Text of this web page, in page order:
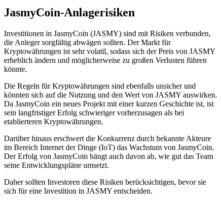
JasmyCoin-Anlagerisiken
Investitionen in JasmyCoin (JASMY) sind mit Risiken verbunden,
die Anleger sorgfältig abwägen sollten. Der Markt für
Kryptowährungen ist sehr volatil, sodass sich der Preis von JASMY
erheblich ändern und möglicherweise zu großen Verlusten führen
könnte.
Die Regeln für Kryptowährungen sind ebenfalls unsicher und
könnten sich auf die Nutzung und den Wert von JASMY auswirken.
Da JasmyCoin ein neues Projekt mit einer kurzen Geschichte ist, ist
sein langfristiger Erfolg schwieriger vorherzusagen als bei
etablierteren Kryptowährungen.
Darüber hinaus erschwert die Konkurrenz durch bekannte Akteure
im Bereich Internet der Dinge (IoT) das Wachstum von JasmyCoin.
Der Erfolg von JasmyCoin hängt auch davon ab, wie gut das Team
seine Entwicklungspläne umsetzt.
Daher sollten Investoren diese Risiken berücksichtigen, bevor sie
sich für eine Investition in JASMY entscheiden.